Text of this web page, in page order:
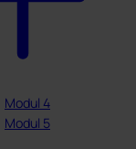
Modul 4
Modul 5